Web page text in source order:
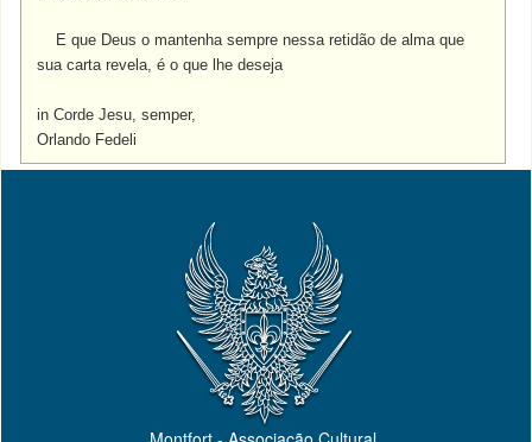
E que Deus o mantenha sempre nessa retidão de alma que
sua carta revela, é o que lhe deseja
in Corde Jesu, semper,
Orlando Fedeli